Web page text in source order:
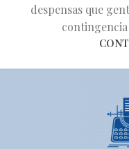
despensas que